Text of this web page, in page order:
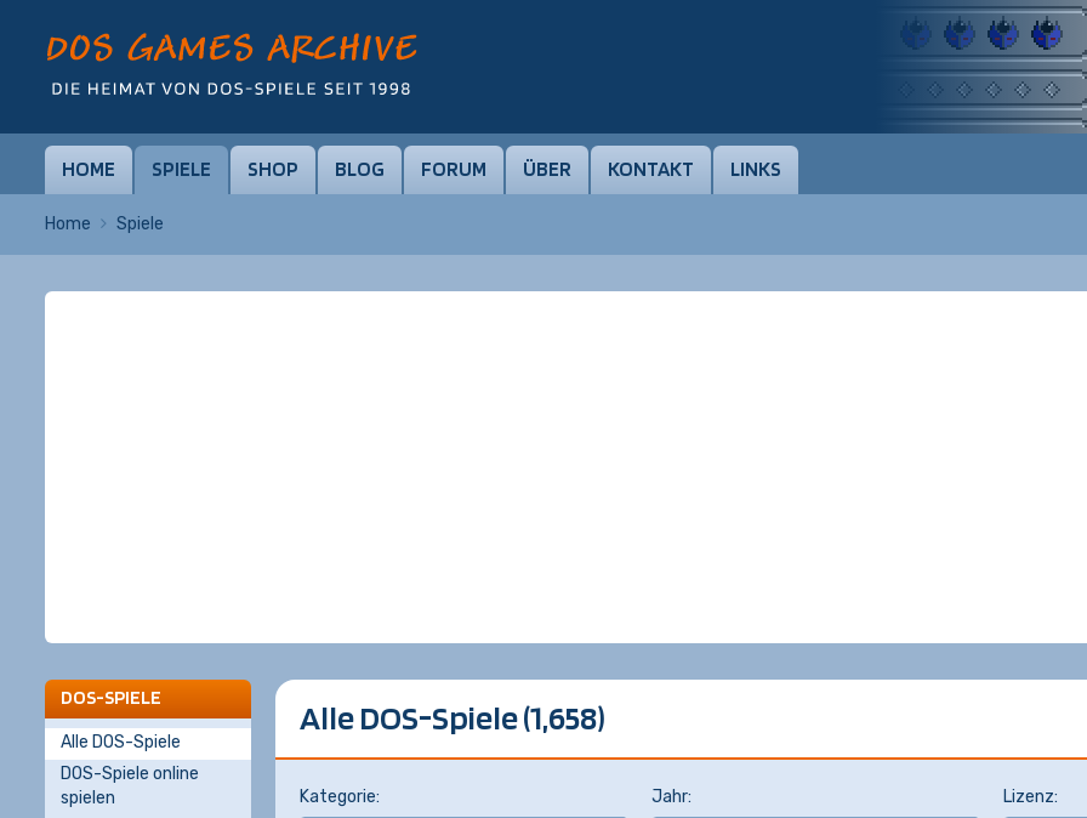
HOME SPIELE SHOP BLOG FORUM ÜBER KONTAKT LINKS
Home Spiele
Alle DOS-Spiele (1,658)
Kategorie: Jahr: Lizenz:
DOS-SPIELE
Alle DOS-Spiele
DOS-Spiele online
spielen